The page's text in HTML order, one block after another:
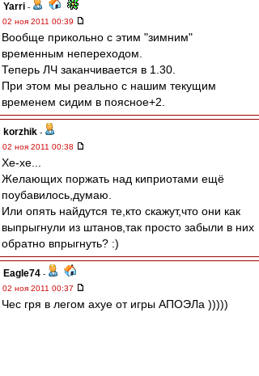
Yarri -
02 ноя 2011 00:39
Вообще прикольно с этим "зимним"
временным непереходом.
Теперь ЛЧ заканчивается в 1.30.
При этом мы реально с нашим текущим
временем сидим в поясное+2.
korzhik -
02 ноя 2011 00:38
Хе-хе...
Желающих поржать над киприотами ещё
поубавилось,думаю.
Или опять найдутся те,кто скажут,что они как
выпрыгнули из штанов,так просто забыли в них
обратно впрыгнуть? :)
Eagle74 -
02 ноя 2011 00:37
Чес гря в легом ахуе от игры АПОЭЛа )))))